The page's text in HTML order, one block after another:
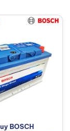
BOSCH